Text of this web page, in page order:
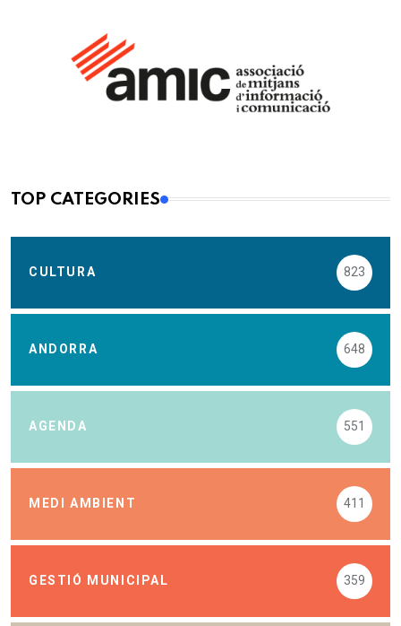
TOP CATEGORIES
CULTURA 823
ANDORRA 648
AGENDA 551
MEDI AMBIENT 411
GESTIÓ MUNICIPAL 359